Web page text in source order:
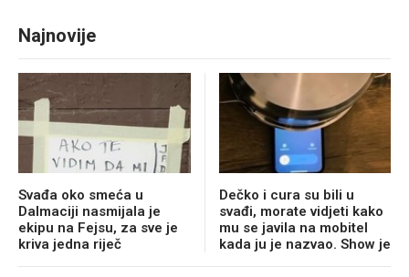
Najnovije
Svađa oko smeća u
Dalmaciji nasmijala je
ekipu na Fejsu, za sve je
kriva jedna riječ
Dečko i cura su bili u
svađi, morate vidjeti kako
mu se javila na mobitel
kada ju je nazvao. Show je